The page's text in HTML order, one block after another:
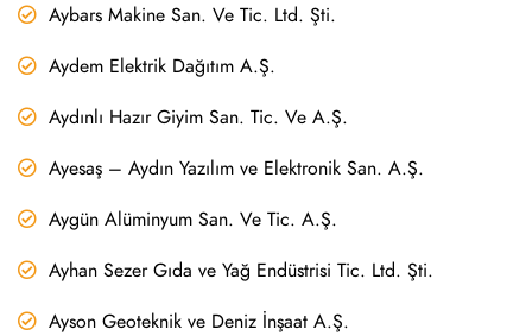
Aybars Makine San. Ve Tic. Ltd. Şti.
Aydem Elektrik Dağıtım A.Ş.
Aydınlı Hazır Giyim San. Tic. Ve A.Ş.
Ayesaş – Aydın Yazılım ve Elektronik San. A.Ş.
Aygün Alüminyum San. Ve Tic. A.Ş.
Ayhan Sezer Gıda ve Yağ Endüstrisi Tic. Ltd. Şti.
Ayson Geoteknik ve Deniz İnşaat A.Ş.